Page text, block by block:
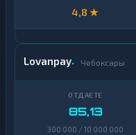
4,8 ★
Lovanpay Чебоксары
85,13
300 000 / 10 000 000